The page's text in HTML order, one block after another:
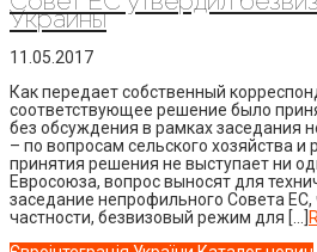
Украины
11.05.2017
Как передает собственный
соответствующее решение было
без обсуждения в рамках заседания
– по вопросам сельского хозяйства и
принятия решения не выступает ни
Евросоюза, вопрос выносят для
заседание непрофильного Совета ЕС,
частности, безвизовый режим для […]